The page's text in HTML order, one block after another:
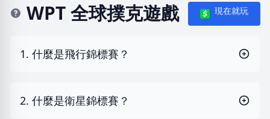
WPT 全球撲克遊戲 現在就玩
1. 什麼是飛行錦標賽？
2. 什麼是衛星錦標賽？